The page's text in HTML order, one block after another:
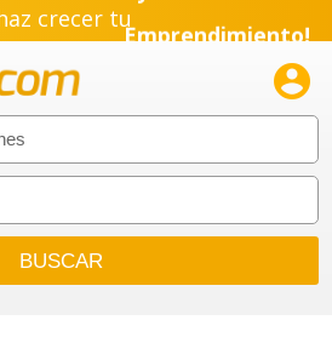
crecer tuEmprendimiento!
